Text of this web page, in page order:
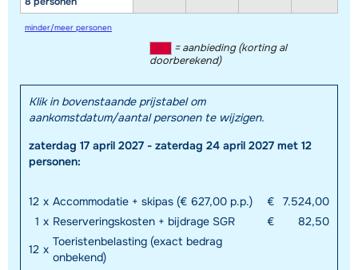
minder/meer personen
= aanbieding (korting al
doorberekend)
Klik in bovenstaande prijstabel om
aankomstdatum/aantal personen te wijzigen.
zaterdag 17 april 2027 - zaterdag 24 april 2027 met 12
personen:
12 x Accommodatie + skipas (€ 627,00 p.p.) €
7.524,00
1 x Reserveringskosten + bijdrage SGR €
82,50
12 x
Toeristenbelasting (exact bedrag
onbekend)